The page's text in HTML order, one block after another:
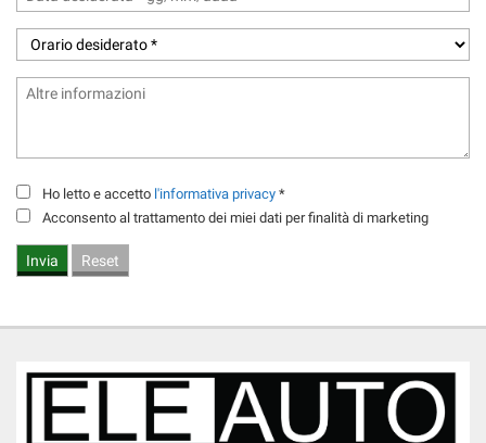
Ho letto e accetto l'informativa privacy *
Acconsento al trattamento dei miei dati per finalità di marketing